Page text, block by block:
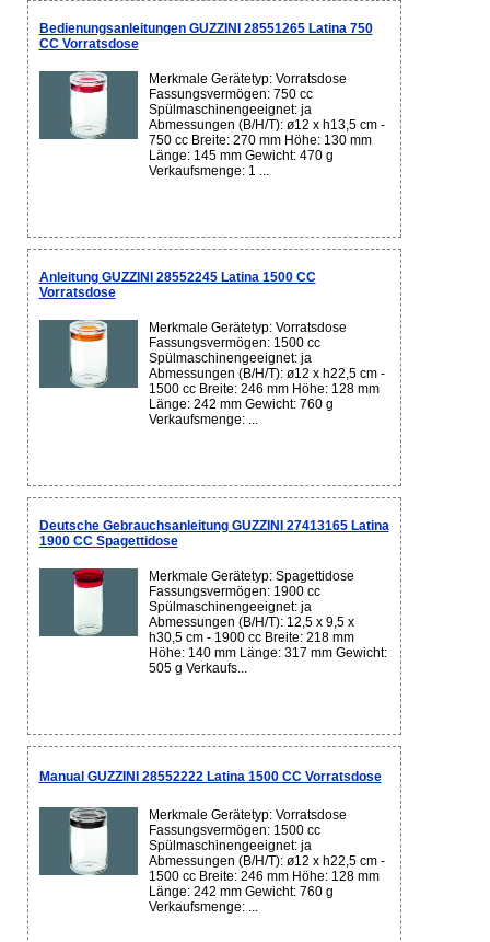
Bedienungsanleitungen GUZZINI 28551265 Latina 750
CC Vorratsdose
Merkmale Gerätetyp: Vorratsdose
Fassungsvermögen: 750 cc
Spülmaschinengeeignet: ja
Abmessungen (B/H/T): ø12 x h13,5 cm -
750 cc Breite: 270 mm Höhe: 130 mm
Länge: 145 mm Gewicht: 470 g
Verkaufsmenge: 1 ...
Anleitung GUZZINI 28552245 Latina 1500 CC
Vorratsdose
Merkmale Gerätetyp: Vorratsdose
Fassungsvermögen: 1500 cc
Spülmaschinengeeignet: ja
Abmessungen (B/H/T): ø12 x h22,5 cm -
1500 cc Breite: 246 mm Höhe: 128 mm
Länge: 242 mm Gewicht: 760 g
Verkaufsmenge: ...
Deutsche Gebrauchsanleitung GUZZINI 27413165 Latina
1900 CC Spagettidose
Merkmale Gerätetyp: Spagettidose
Fassungsvermögen: 1900 cc
Spülmaschinengeeignet: ja
Abmessungen (B/H/T): 12,5 x 9,5 x
h30,5 cm - 1900 cc Breite: 218 mm
Höhe: 140 mm Länge: 317 mm Gewicht:
505 g Verkaufs...
Manual GUZZINI 28552222 Latina 1500 CC Vorratsdose
Merkmale Gerätetyp: Vorratsdose
Fassungsvermögen: 1500 cc
Spülmaschinengeeignet: ja
Abmessungen (B/H/T): ø12 x h22,5 cm -
1500 cc Breite: 246 mm Höhe: 128 mm
Länge: 242 mm Gewicht: 760 g
Verkaufsmenge: ...